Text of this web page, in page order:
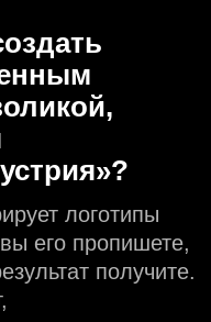
логотипы
его пропишете,
получите.